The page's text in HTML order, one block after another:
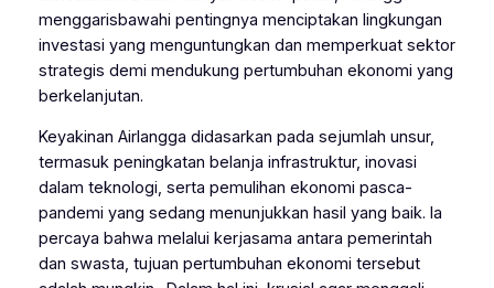
menggarisbawahi pentingnya menciptakan lingkungan
investasi yang menguntungkan dan memperkuat sektor
strategis demi mendukung pertumbuhan ekonomi yang
berkelanjutan.
Keyakinan Airlangga didasarkan pada sejumlah unsur,
termasuk peningkatan belanja infrastruktur, inovasi
dalam teknologi, serta pemulihan ekonomi pasca-
pandemi yang sedang menunjukkan hasil yang baik. Ia
percaya bahwa melalui kerjasama antara pemerintah
dan swasta, tujuan pertumbuhan ekonomi tersebut